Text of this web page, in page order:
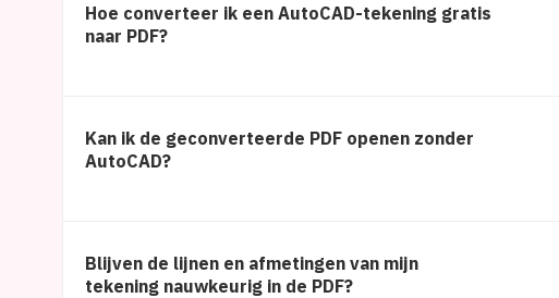
Hoe converteer ik een AutoCAD-tekening gratis
naar PDF?
Kan ik de geconverteerde PDF openen zonder
AutoCAD?
Blijven de lijnen en afmetingen van mijn
tekening nauwkeurig in de PDF?